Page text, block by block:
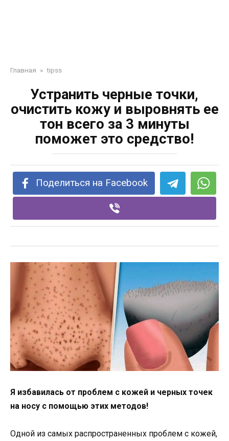
Главная » tipss
Устранить черные точки,
очистить кожу и выровнять ее
тон всего за 3 минуты
поможет это средство!
Поделиться на Facebook
Я избавилась от проблем с кожей и черных точек
на носу с помощью этих методов!
Одной из самых распространенных проблем с кожей,